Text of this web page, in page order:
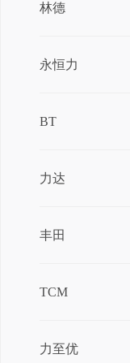
林德
永恒力
BT
力达
丰田
TCM
力至优